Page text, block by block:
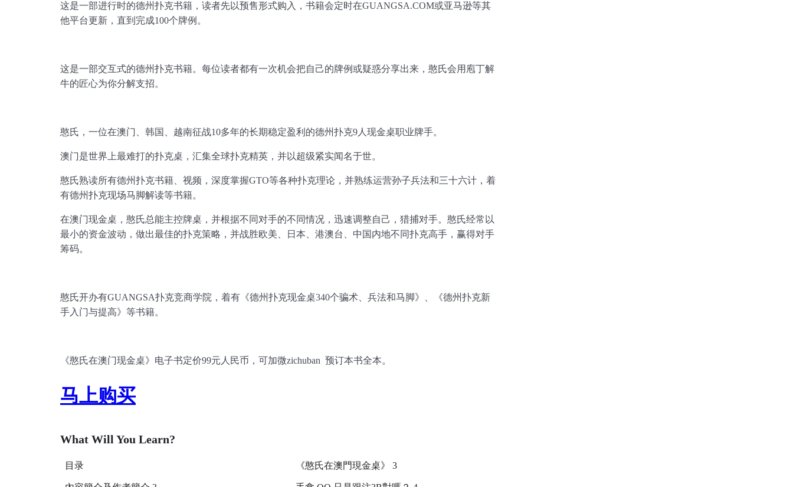
这是一部进行时的德州扑克书籍，读者先以预售形式购入，书籍会定时在GUANGSA.COM或亚马逊等其
他平台更新，直到完成100个牌例。
这是一部交互式的德州扑克书籍。每位读者都有一次机会把自己的牌例或疑惑分享出来，憨氏会用庖丁解
牛的匠心为你分解支招。
憨氏，一位在澳门、韩国、越南征战10多年的长期稳定盈利的德州扑克9人现金桌职业牌手。
澳门是世界上最难打的扑克桌，汇集全球扑克精英，并以超级紧实闻名于世。
憨氏熟读所有德州扑克书籍、视频，深度掌握GTO等各种扑克理论，并熟练运营孙子兵法和三十六计，着
有德州扑克现场马脚解读等书籍。
在澳门现金桌，憨氏总能主控牌桌，并根据不同对手的不同情况，迅速调整自己，猎捕对手。憨氏经常以
最小的资金波动，做出最佳的扑克策略，并战胜欧美、日本、港澳台、中国内地不同扑克高手，赢得对手
筹码。
憨氏开办有GUANGSA扑克竞商学院，着有《德州扑克现金桌340个骗术、兵法和马脚》、《德州扑克新
手入门与提高》等书籍。
《憨氏在澳门现金桌》电子书定价99元人民币，可加微zichuban 预订本书全本。
马上购买
What Will You Learn?
目录 《憨氏在澳門現金桌》 3